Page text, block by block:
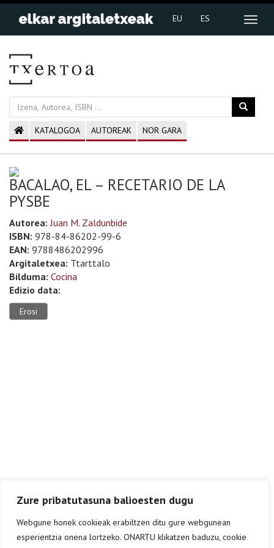
Zure pribatutasuna balioesten dugu
Webgune honek cookieak erabiltzen ditu gure webgunean
esperientzia onena lortzeko. ONARTU klikatzen baduzu, cookie
EU ES
KATALOGOA AUTOREAK NOR GARA
BACALAO, EL – RECETARIO DE LA
PYSBE
Autorea:Juan M. Zaldunbide
ISBN: 978-84-86202-99-6
EAN: 9788486202996
Argitaletxea: Ttarttalo
Bilduma: Cocina
Edizio data:
Erosi